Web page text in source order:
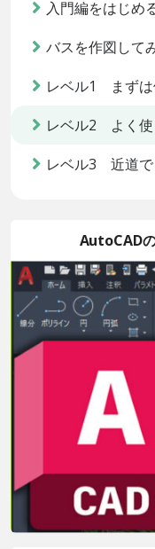
入門編をはじめ
バスを作図して
レベル1 まずは
レベル2 よく使
レベル3 近道で
AutoCAD